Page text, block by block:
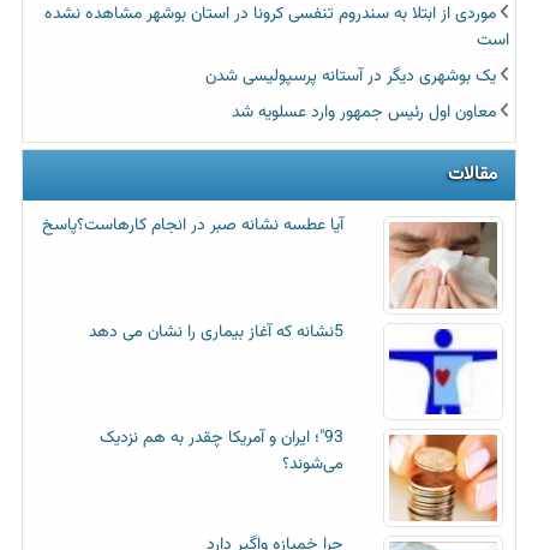
موردی از ابتلا به سندروم تنفسی کرونا در استان بوشهر مشاهده نشده
است
یک بوشهری دیگر در آستانه پرسپولیسی شدن
معاون اول رئیس جمهور وارد عسلویه شد
مقالات
آیا عطسه‌ نشانه صبر در انجام کارهاست؟پاسخ
5نشانه که آغاز بیماری را نشان می دهد
93"؛ ایران و آمریکا چقدر به هم نزدیک
می‌شوند؟